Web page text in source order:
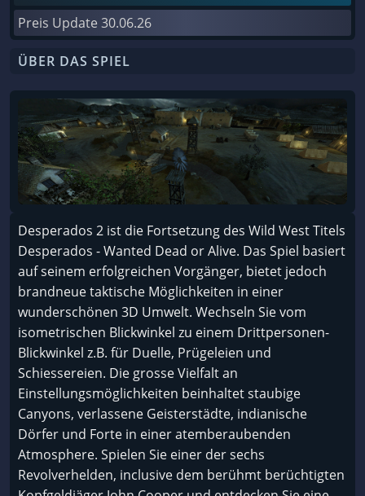
Preis Update 30.06.26
ÜBER DAS SPIEL
Desperados 2 ist die Fortsetzung des Wild West Titels
Desperados - Wanted Dead or Alive. Das Spiel basiert
auf seinem erfolgreichen Vorgänger, bietet jedoch
brandneue taktische Möglichkeiten in einer
wunderschönen 3D Umwelt. Wechseln Sie vom
isometrischen Blickwinkel zu einem Drittpersonen-
Blickwinkel z.B. für Duelle, Prügeleien und
Schiessereien. Die grosse Vielfalt an
Einstellungsmöglichkeiten beinhaltet staubige
Canyons, verlassene Geisterstädte, indianische
Dörfer und Forte in einer atemberaubenden
Atmosphere. Spielen Sie einer der sechs
Revolverhelden, inclusive dem berühmt berüchtigten